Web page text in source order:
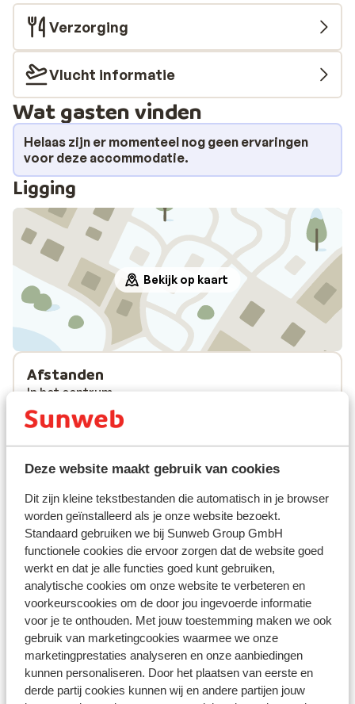
Deze website maakt gebruik van cookies
Dit zijn kleine tekstbestanden die automatisch in je browser
worden geïnstalleerd als je onze website bezoekt.
Standaard gebruiken we bij Sunweb Group GmbH
functionele cookies die ervoor zorgen dat de website goed
werkt en dat je alle functies goed kunt gebruiken,
analytische cookies om onze website te verbeteren en
voorkeurscookies om de door jou ingevoerde informatie
voor je te onthouden. Met jouw toestemming maken we ook
gebruik van marketingcookies waarmee we onze
marketingprestaties analyseren en onze aanbiedingen
kunnen personaliseren. Door het plaatsen van eerste en
derde partij cookies kunnen wij en andere partijen jouw
Verzorging
Vlucht informatie
Wat gasten vinden
Helaas zijn er momenteel nog geen ervaringen
voor deze accommodatie.
Ligging
Bekijk op kaart
Afstanden
In het centrum
Luchthaven salzburg: 80 km
Treinstation radstadt: 13 km
Bushalte: 50 m
Skipiste flachau: 850 m
op vertoon van skipas of guest card)
Skilift achterjet: 850 m
(Mini)supermarkt: 600 m
Restaurant: 10 m
Skipas, -les en verhuur
Skipas
Skilessen